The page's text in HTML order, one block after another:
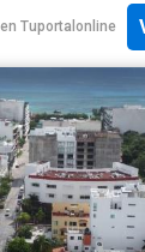
en Tuportalonline